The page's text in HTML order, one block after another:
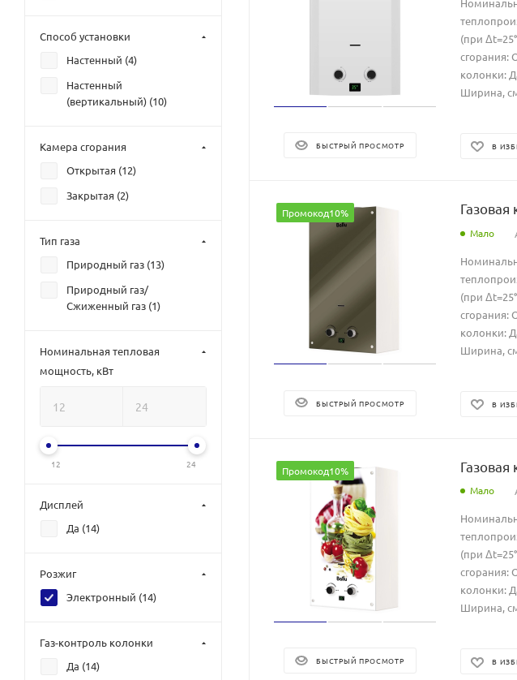
БЫСТРЫЙ ПРОСМОТР
(при
сгорания:
колонки:
Ширина,
В
Промокод10%
БЫСТРЫЙ ПРОСМОТР
Мало
(при
сгорания:
колонки:
Ширина,
В
Промокод10%
БЫСТРЫЙ ПРОСМОТР
Газовая
Мало
(при
сгорания:
колонки:
Ширина,
В
Способ установки
Настенный (4)
Настенный
(вертикальный) (10)
Камера сгорания
Открытая (12)
Закрытая (2)
Тип газа
Природный газ (13)
Природный газ/
Сжиженный газ (1)
Номинальная тепловая
мощность, кВт
12 24
Дисплей
Да (14)
Розжиг
Электронный (14)
Газ-контроль колонки
Да (14)